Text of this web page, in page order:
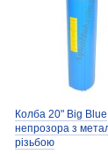
Колба 20" Big Blue
непрозора з
різьбою